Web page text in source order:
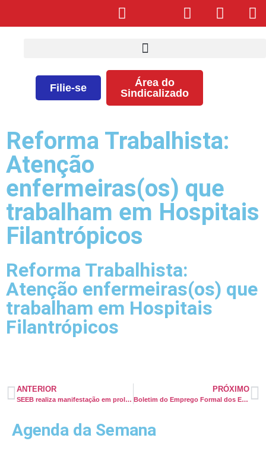
Filie-se
Área do
Sindicalizado
Reforma Trabalhista:
Atenção
enfermeiras(os) que
trabalham em Hospitais
Filantrópicos
Reforma Trabalhista:
Atenção enfermeiras(os) que
trabalham em Hospitais
Filantrópicos
ANTERIOR
SEEB realiza manifestação em prol dos trabalhadores da Maternidade José Maria de Magalhães Neto
PRÓXIMO
Boletim do Emprego Formal dos Enfermeiros – Julho de 2018
Agenda da Semana